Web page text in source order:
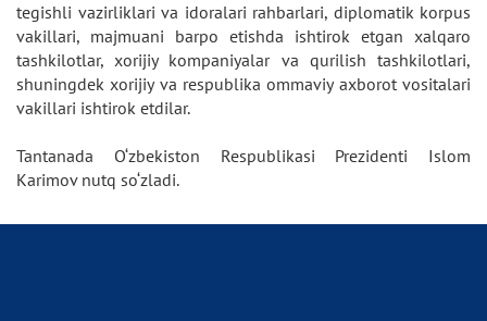
tegishli vazirliklari va idoralari rahbarlari, diplomatik korpus
vakillari, majmuani barpo etishda ishtirok etgan xalqaro
tashkilotlar, xorijiy kompaniyalar va qurilish tashkilotlari,
shuningdek xorijiy va respublika ommaviy axborot vositalari
vakillari ishtirok etdilar.
Tantanada O‘zbekiston Respublikasi Prezidenti Islom
Karimov nutq so‘zladi.